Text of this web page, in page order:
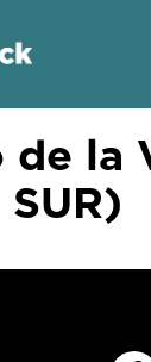
de la